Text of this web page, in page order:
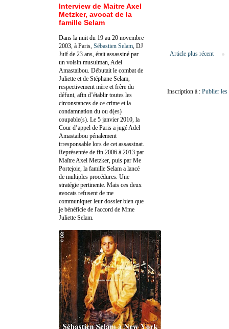
Article plus récent
Inscription à : Publier
Interview de Maitre Axel
Metzker, avocat de la
famille Selam
Dans la nuit du 19 au 20 novembre
2003, à Paris, Sébastien Selam , DJ
Juif de 23 ans, était assassiné par
un voisin musulman, Adel
Amastaibou. Débutait le combat de
Juliette et de Stéphane Selam,
respectivement mère et frère du
défunt, afin d’établir toutes les
circonstances de ce crime et la
condamnation du ou d(es)
coupable(s). Le 5 janvier 2010, la
Cour d’appel de Paris a jugé Adel
Amastaibou pénalement
irresponsable lors de cet assassinat.
Représentée de fin 2006 à 2013 par
Maître Axel Metzker, puis par Me
Portejoie, la famille Selam a lancé
de multiples procédures. Une
stratégie pertinente. Mais ces deux
avocats refusent de me
communiquer leur dossier bien que
je bénéficie de l'accord de Mme
Juliette Selam.